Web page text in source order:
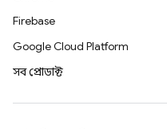
Firebase
Google Cloud Platform
সব প্রোডাক্ট